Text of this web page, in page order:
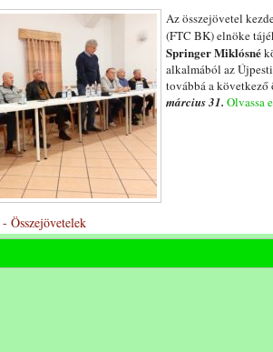
Az összejövetel
(FTC BK) elnöke
Springer Miklósné
alkalmából az
továbbá a
március 31. Olvassa
Összejövetelek